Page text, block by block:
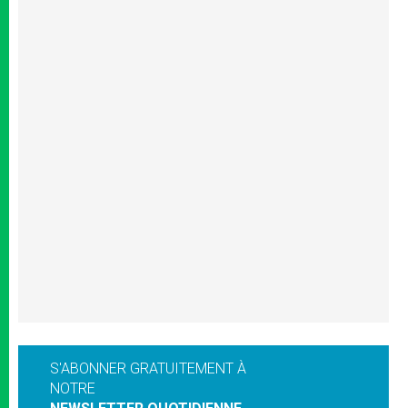
S'ABONNER GRATUITEMENT À
NOTRE